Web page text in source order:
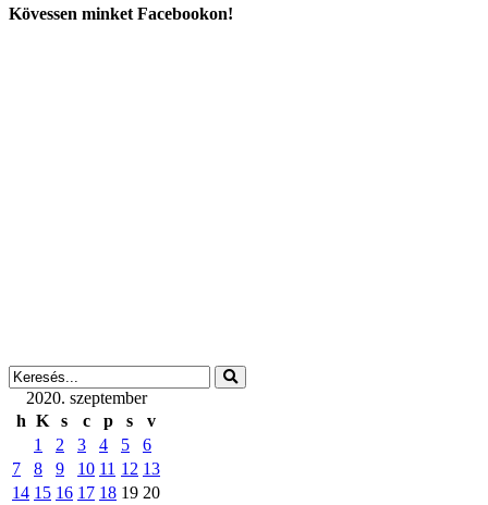
Kövessen minket Facebookon!
2020. szeptember
h K s c p s
v
1
2 3 4 5
6
7
8 9 10 11 12 13
14 15 16 17 18 19 20